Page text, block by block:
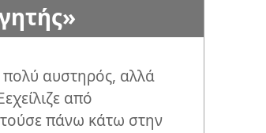
αυστηρός, αλλά
από
πάνω κάτω στην